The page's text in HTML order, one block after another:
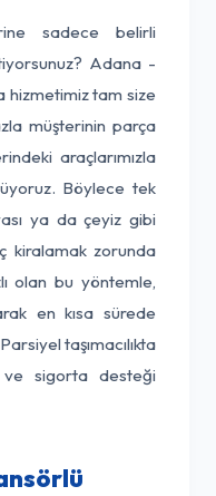
sadece belirli
Adana -
hizmetimiz tam size
müşterinin parça
araçlarımızla
Böylece tek
ya da çeyiz gibi
kiralamak zorunda
olan bu yöntemle,
en kısa sürede
taşımacılıkta
sigorta desteği